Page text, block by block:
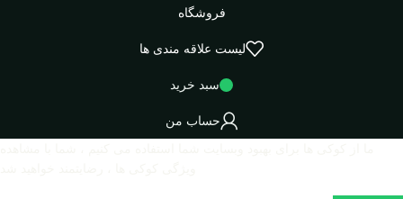
فروشگاه
لیست علاقه مندی ها
سبد خرید
حساب من